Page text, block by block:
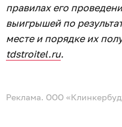
правилах его
выигрышей по
месте и порядке их
tdstroitel.ru.
Реклама. ООО